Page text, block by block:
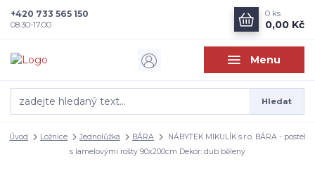
Menu
Hledat
+420 733 565 150
08.30-17.00
0 ks
0,00 Kč
Úvod Ložnice Jednolůžka BÁRA
NÁBYTEK MIKULÍK s.r.o. BÁRA - postel
s lamelovými rošty 90x200cm Dekor: dub bělený